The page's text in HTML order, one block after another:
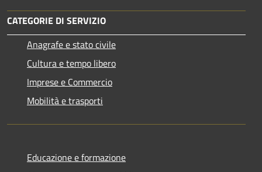
CATEGORIE DI SERVIZIO
Anagrafe e stato civile
Cultura e tempo libero
Imprese e Commercio
Mobilità e trasporti
Educazione e formazione